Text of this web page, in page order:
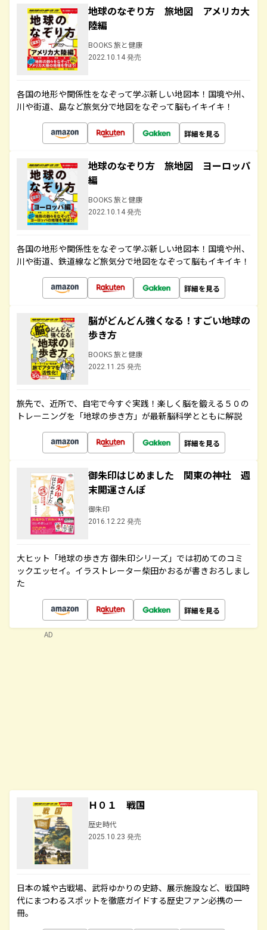
地球のなぞり方 旅地図 アメリカ大
陸編
BOOKS 旅と健康
2022.10.14 発売
各国の地形や関係性をなぞって学ぶ新しい地図本！国境や州、
川や街道、島など旅気分で地図をなぞって脳もイキイキ！
詳細を見る
地球のなぞり方 旅地図 ヨーロッパ
編
BOOKS 旅と健康
2022.10.14 発売
各国の地形や関係性をなぞって学ぶ新しい地図本！国境や州、
川や街道、鉄道線など旅気分で地図をなぞって脳もイキイキ！
詳細を見る
脳がどんどん強くなる！すごい地球の
歩き方
BOOKS 旅と健康
2022.11.25 発売
旅先で、近所で、自宅で今すぐ実践！楽しく脳を鍛える５０の
トレーニングを「地球の歩き方」が最新脳科学とともに解説
詳細を見る
御朱印はじめました 関東の神社 週
末開運さんぽ
御朱印
2016.12.22 発売
大ヒット「地球の歩き方 御朱印シリーズ」では初めてのコミ
ックエッセイ。イラストレーター柴田かおるが書きおろしまし
た
詳細を見る
Ｈ０１ 戦国
歴史時代
2025.10.23 発売
日本の城や古戦場、武将ゆかりの史跡、展示施設など、戦国時
代にまつわるスポットを徹底ガイドする歴史ファン必携の一
冊。
AD